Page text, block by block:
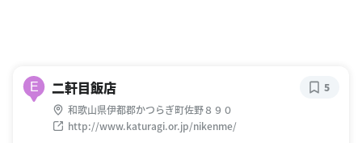
E 二軒目飯店
和歌山県伊都郡かつらぎ町佐野８９０
http://www.katuragi.or.jp/nikenme/
5